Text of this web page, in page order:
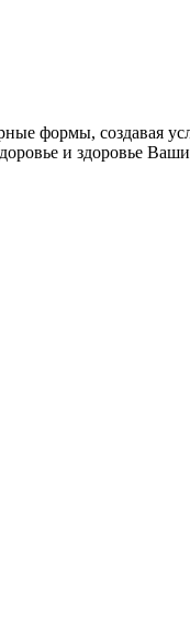
формы, создавая
и здоровье